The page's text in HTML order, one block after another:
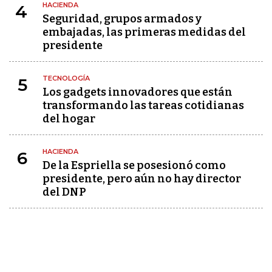
4 HACIENDA
Seguridad, grupos armados y
embajadas, las primeras medidas del
presidente
5 TECNOLOGÍA
Los gadgets innovadores que están
transformando las tareas cotidianas
del hogar
6 HACIENDA
De la Espriella se posesionó como
presidente, pero aún no hay director
del DNP